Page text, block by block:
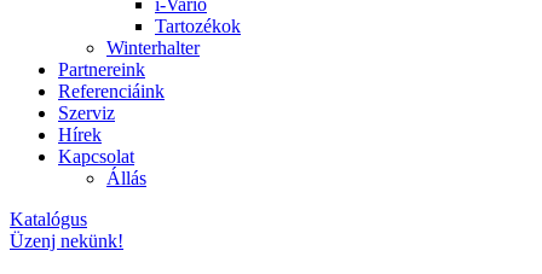
i-Vario
Tartozékok
Winterhalter
Partnereink
Referenciáink
Szerviz
Hírek
Kapcsolat
Állás
Katalógus
Üzenj nekünk!